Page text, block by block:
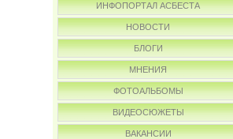
ИНФОПОРТАЛ АСБЕСТА
НОВОСТИ
БЛОГИ
МНЕНИЯ
ФОТОАЛЬБОМЫ
ВИДЕОСЮЖЕТЫ
ВАКАНСИИ